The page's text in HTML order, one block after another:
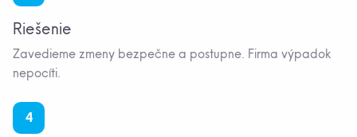
Riešenie
Zavedieme zmeny bezpečne a postupne. Firma výpadok
nepocíti.
4